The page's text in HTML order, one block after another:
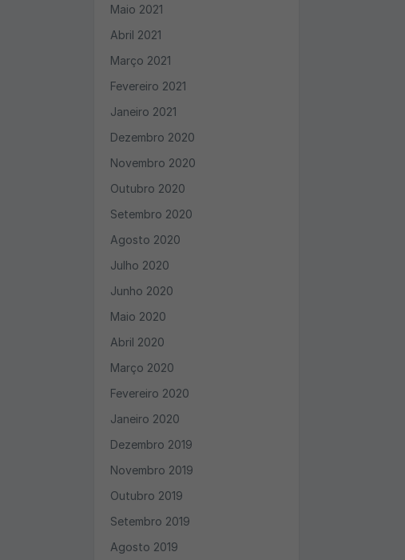
Maio 2021
Abril 2021
Março 2021
Fevereiro 2021
Janeiro 2021
Dezembro 2020
Novembro 2020
Outubro 2020
Setembro 2020
Agosto 2020
Julho 2020
Junho 2020
Maio 2020
Abril 2020
Março 2020
Fevereiro 2020
Janeiro 2020
Dezembro 2019
Novembro 2019
Outubro 2019
Setembro 2019
Agosto 2019